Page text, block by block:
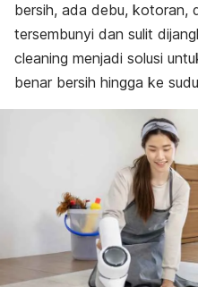
bersih, ada debu, kotoran,
tersembunyi dan sulit
cleaning menjadi solusi
benar bersih hingga ke